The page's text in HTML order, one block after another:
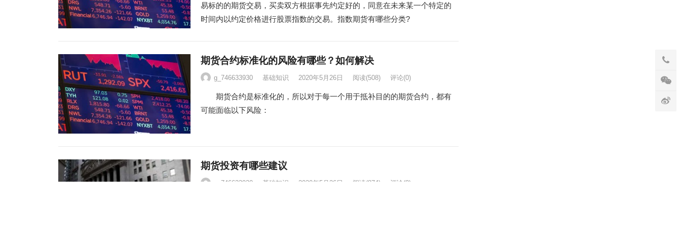
易标的的期货交易，买卖双方根据事先约定好的，同意在未来某一个特定的
时间内以约定价格进行股票指数的交易。指数期货有哪些分类?
期货合约标准化的风险有哪些？如何解决
g_746633930 基础知识 2020年5月26日 阅读(508) 评论(0)
期货合约是标准化的，所以对于每一个用于抵补目的的期货合约，都有
可能面临以下风险：
期货投资有哪些建议
g_746633930 基础知识 2020年5月26日 阅读 (874) 评论(0)